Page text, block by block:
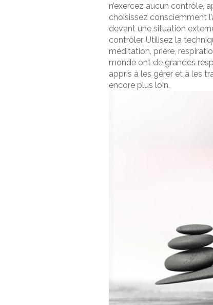
n’exercez aucun contrôle,
choisissez consciemment
devant une situation
contrôler. Utilisez la
méditation, prière,
monde ont de grandes
appris à les gérer et à les
encore plus loin.